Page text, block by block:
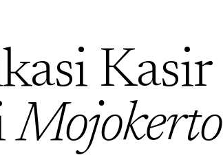
Kasir
Mojokerto